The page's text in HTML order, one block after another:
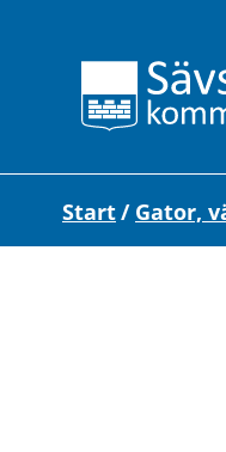
Start/ Gator,